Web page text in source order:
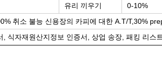
유리 끼우기
0-10%
취소 불능 신용장의 카피에 대한 A.T/T,30%
, 식자재원산지정보 인증서, 상업 송장, 패킹 리스트